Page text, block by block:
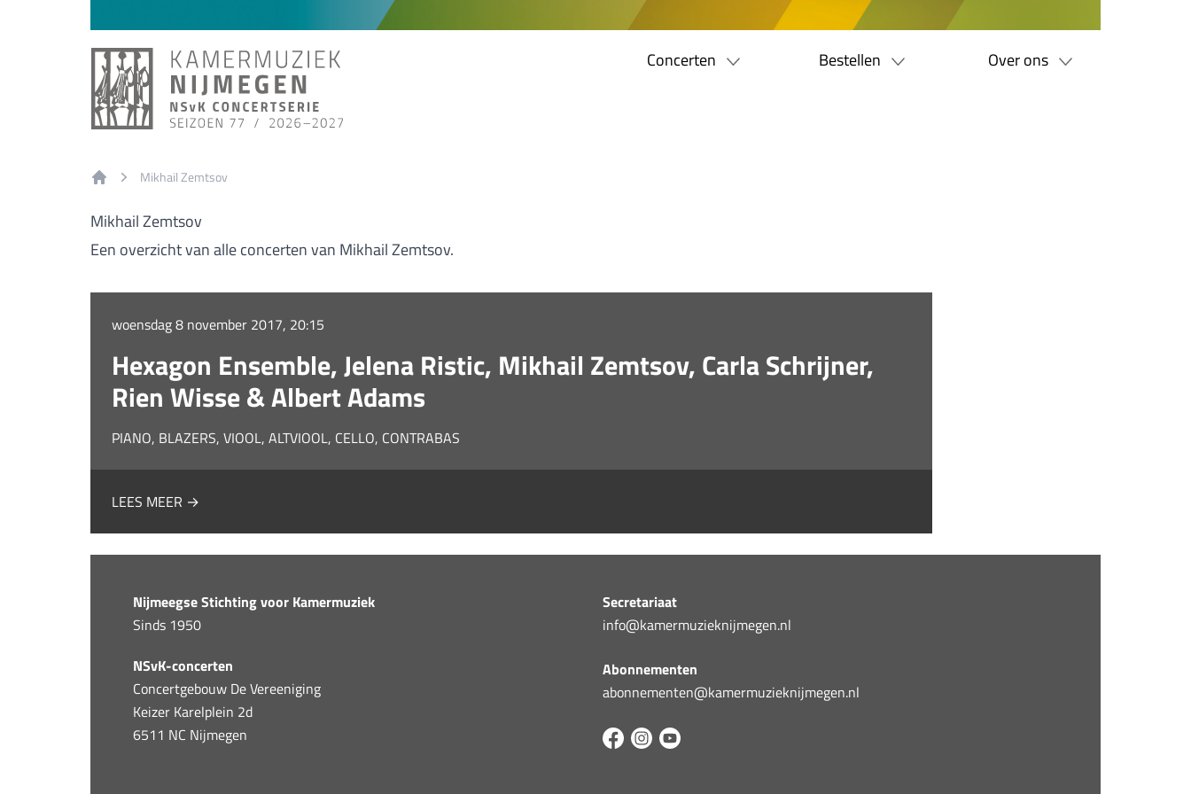
Concerten Bestellen Over ons
Mikhail Zemtsov
Mikhail Zemtsov
Een overzicht van alle concerten van Mikhail Zemtsov.
woensdag 8 november 2017, 20:15
Hexagon Ensemble, Jelena Ristic, Mikhail Zemtsov, Carla Schrijner,
Rien Wisse & Albert Adams
PIANO, BLAZERS, VIOOL, ALTVIOOL, CELLO, CONTRABAS
LEES MEER →
Nijmeegse Stichting voor Kamermuziek
Sinds 1950
NSvK-concerten
Concertgebouw De Vereeniging
Keizer Karelplein 2d
6511 NC Nijmegen
Secretariaat
info@kamermuzieknijmegen.nl
Abonnementen
abonnementen@kamermuzieknijmegen.nl